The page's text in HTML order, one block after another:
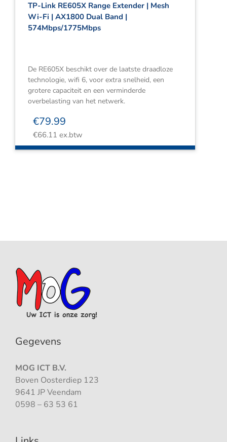
TP-Link RE605X Range Extender | Mesh
Wi-Fi | AX1800 Dual Band |
574Mbps/1775Mbps
De RE605X beschikt over de laatste draadloze
technologie, wifi 6, voor extra snelheid, een
grotere capaciteit en een verminderde
overbelasting van het netwerk.
€79.99
€66.11 ex.btw
Gegevens
MOG ICT B.V.
Boven Oosterdiep 123
9641 JP Veendam
0598 – 63 53 61